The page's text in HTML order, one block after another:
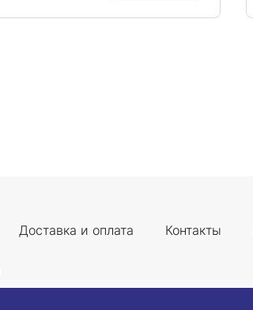
Доставка и оплата Контакты